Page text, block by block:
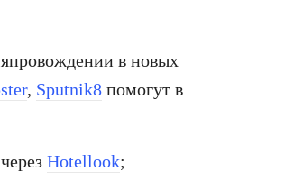
в новых
, Sputnik8 помогут в
Hotellook;